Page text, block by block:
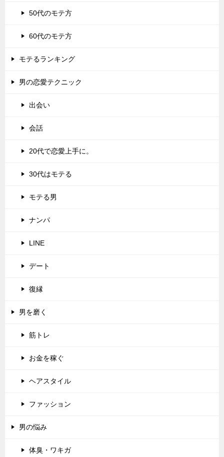
50代のモテ方
60代のモテ方
モテるランキング
男の恋愛テクニック
出会い
会話
20代で恋愛上手に。
30代はモテる
モテる男
ナンパ
LINE
デート
復縁
男を磨く
筋トレ
お金を稼ぐ
ヘアスタイル
ファッション
男の悩み
体臭・ワキガ